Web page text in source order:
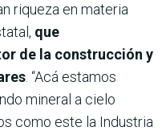
riqueza en materia
que
de la construcción y
. “Acá estamos
mineral a cielo
como este la Industria